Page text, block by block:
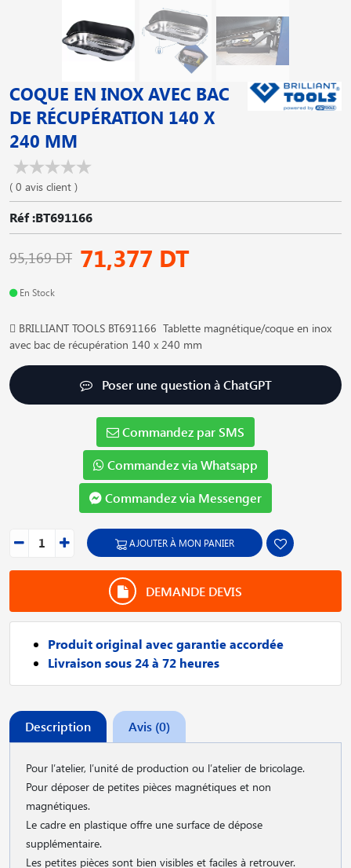
COQUE EN INOX AVEC BAC
DE RÉCUPÉRATION 140 X
240 MM
( 0 avis client )
Réf :BT691166
95,169 DT 71,377 DT
En Stock
 BRILLIANT TOOLS BT691166 Tablette magnétique/coque en inox
avec bac de récupération 140 x 240 mm
Poser une question à ChatGPT
Commandez par SMS
Commandez via Whatsapp
Commandez via Messenger
AJOUTER À MON PANIER
DEMANDE DEVIS
Produit original avec garantie accordée
Livraison sous 24 à 72 heures
Description Avis (0)
Pour l′atelier, l′unité de production ou l′atelier de bricolage.
Pour déposer de petites pièces magnétiques et non
magnétiques.
Le cadre en plastique offre une surface de dépose
supplémentaire.
Les petites pièces sont bien visibles et faciles à retrouver.